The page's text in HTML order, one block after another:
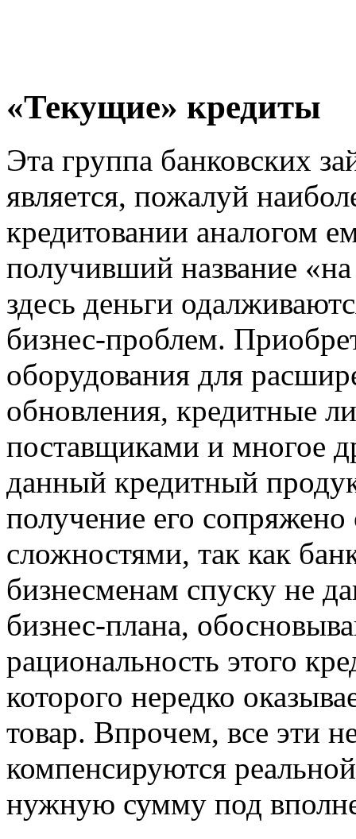
«Текущие» кредиты
Эта группа банковских
является, пожалуй
кредитовании аналогом
получивший название
здесь деньги
бизнес-проблем.
оборудования для
обновления, кредитные
поставщиками и многое
данный кредитный
получение его
сложностями, так как
бизнесменам спуску не
бизнес-плана,
рациональность этого
которого нередко
товар. Впрочем, все эти
компенсируются
нужную сумму под